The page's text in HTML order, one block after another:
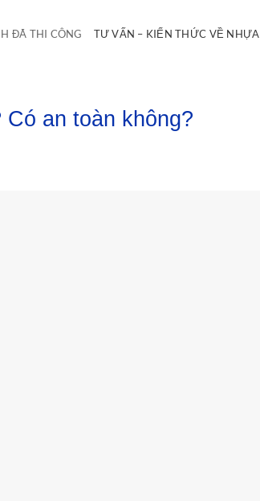
ĐÃ THI CÔNG TƯ VẤN – KIẾN THỨC VỀ NHỰA
an toàn không?